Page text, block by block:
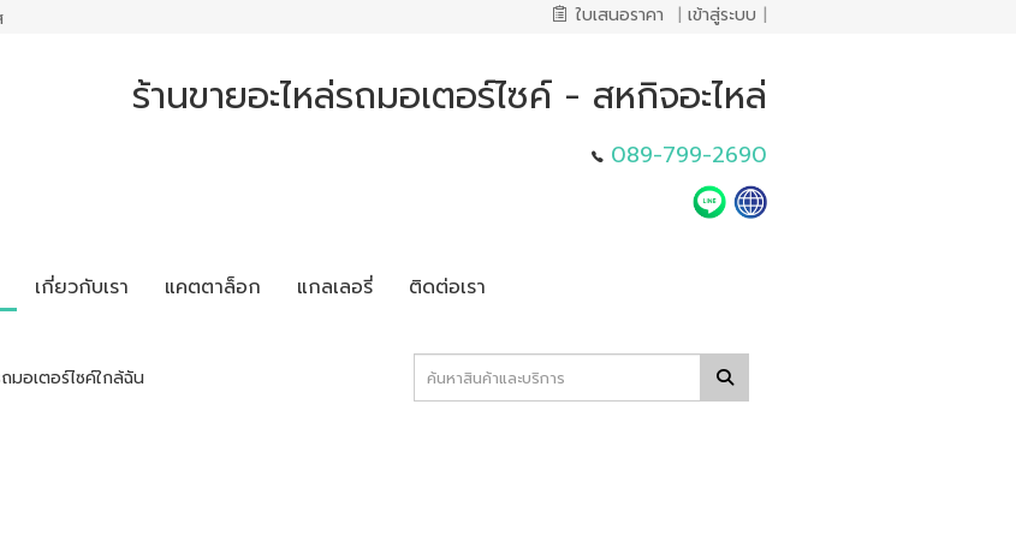
ใบเสนอราคา | เข้าสู่ระบบ |
ร้านขายอะไหล่รถมอเตอร์ไซค์ - สหกิจอะไหล่
089-799-2690
เกี่ยวกับเรา แคตตาล็อก แกลเลอรี่ ติดต่อเรา
มอเตอร์ไซค์ใกล้ฉัน